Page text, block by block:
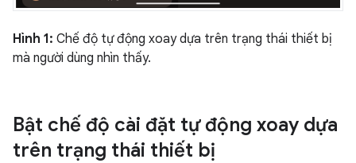
Hình 1: Chế độ tự động xoay dựa trên trạng thái thiết bị
mà người dùng nhìn thấy.
Bật chế độ cài đặt tự động xoay dựa
trên trạng thái thiết bị